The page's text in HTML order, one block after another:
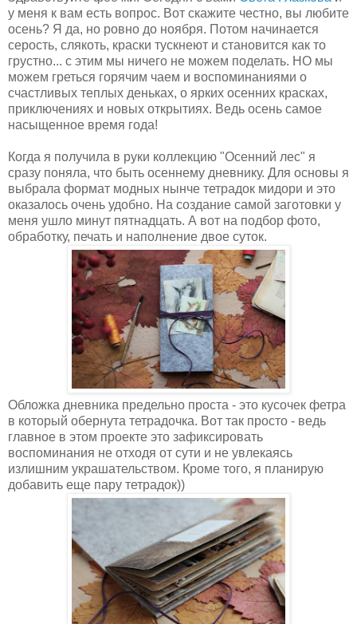
у меня к вам есть вопрос. Вот скажите честно, вы любите
осень? Я да, но ровно до ноября. Потом начинается
серость, слякоть, краски тускнеют и становится как то
грустно... с этим мы ничего не можем поделать. НО мы
можем греться горячим чаем и воспоминаниями о
счастливых теплых деньках, о ярких осенних красках,
приключениях и новых открытиях. Ведь осень самое
насыщенное время года!
Когда я получила в руки коллекцию "Осенний лес" я
сразу поняла, что быть осеннему дневнику. Для основы я
выбрала формат модных нынче тетрадок мидори и это
оказалось очень удобно. На создание самой заготовки у
меня ушло минут пятнадцать. А вот на подбор фото,
обработку, печать и наполнение двое суток.
Обложка дневника предельно проста - это кусочек фетра
в который обернута тетрадочка. Вот так просто - ведь
главное в этом проекте это зафиксировать
воспоминания не отходя от сути и не увлекаясь
излишним украшательством. Кроме того, я планирую
добавить еще пару тетрадок))